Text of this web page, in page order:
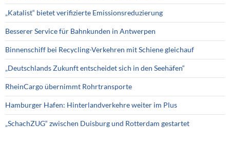
„Katalist“ bietet verifizierte Emissionsreduzierung
Besserer Service für Bahnkunden in Antwerpen
Binnenschiff bei Recycling-Verkehren mit Schiene gleichauf
„Deutschlands Zukunft entscheidet sich in den Seehäfen“
RheinCargo übernimmt Rohrtransporte
Hamburger Hafen: Hinterlandverkehre weiter im Plus
„SchachZUG“ zwischen Duisburg und Rotterdam gestartet